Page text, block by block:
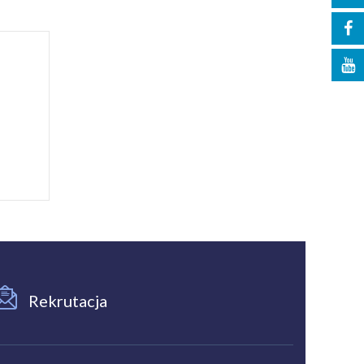
Rekrutacja